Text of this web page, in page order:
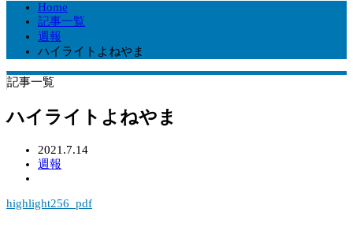
Home
記事一覧
週報
ハイライトよねやま
記事一覧
ハイライトよねやま
2021.7.14
週報
highlight256_pdf